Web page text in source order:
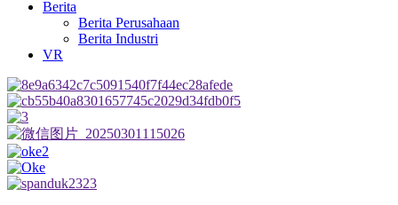
Berita
Berita Perusahaan
Berita Industri
VR